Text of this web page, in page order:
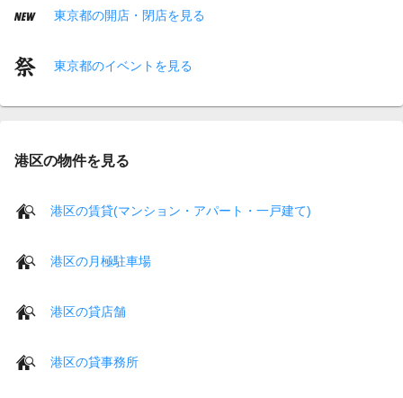
東京都の開店・閉店を見る
東京都のイベントを見る
港区の物件を見る
港区の賃貸(マンション・アパート・一戸建て)
港区の月極駐車場
港区の貸店舗
港区の貸事務所